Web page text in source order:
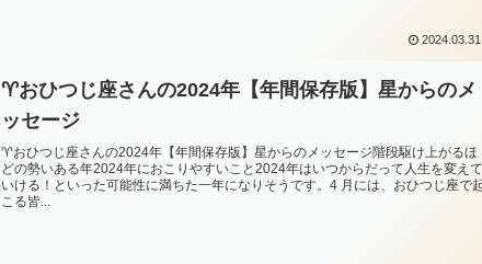
2024.03.31
♈️おひつじ座さんの2024年【年間保存版】星からのメ
ッセージ
♈️おひつじ座さんの2024年【年間保存版】星からのメッセージ階段駆け上がるほ
どの勢いある年2024年におこりやすいこと2024年はいつからだって人生を変えて
いける！といった可能性に満ちた一年になりそうです。4 月には、おひつじ座で
こる皆...